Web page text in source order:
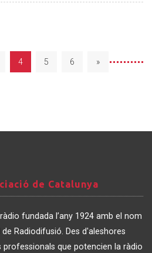
4 5 6 »
de Catalunya
fundada l’any 1924 amb el nom
Radiodifusió. Des d'aleshores
que potencien la ràdio